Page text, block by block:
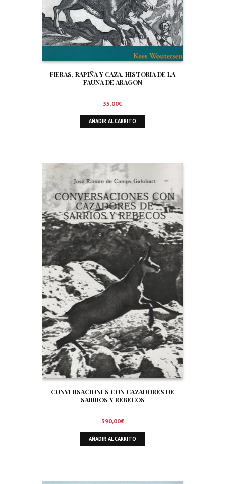
FIERAS, RAPIÑA Y CAZA. HISTORIA DE LA
FAUNA DE ARAGON
35,00€
AÑADIR AL CARRITO
CONVERSACIONES CON CAZADORES DE
SARRIOS Y REBECOS
390,00€
AÑADIR AL CARRITO